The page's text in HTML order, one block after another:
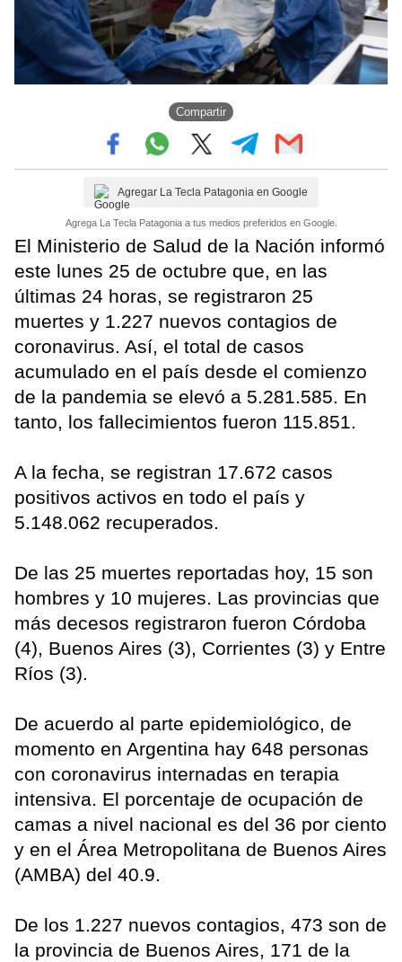
Compartir
Agregar La Tecla Patagonia en Google
Agrega La Tecla Patagonia a tus medios preferidos en Google.
El Ministerio de Salud de la Nación informó
este lunes 25 de octubre que, en las
últimas 24 horas, se registraron 25
muertes y 1.227 nuevos contagios de
coronavirus. Así, el total de casos
acumulado en el país desde el comienzo
de la pandemia se elevó a 5.281.585. En
tanto, los fallecimientos fueron 115.851.
A la fecha, se registran 17.672 casos
positivos activos en todo el país y
5.148.062 recuperados.
De las 25 muertes reportadas hoy, 15 son
hombres y 10 mujeres. Las provincias que
más decesos registraron fueron Córdoba
(4), Buenos Aires (3), Corrientes (3) y Entre
Ríos (3).
De acuerdo al parte epidemiológico, de
momento en Argentina hay 648 personas
con coronavirus internadas en terapia
intensiva. El porcentaje de ocupación de
camas a nivel nacional es del 36 por ciento
y en el Área Metropolitana de Buenos Aires
(AMBA) del 40.9.
De los 1.227 nuevos contagios, 473 son de
la provincia de Buenos Aires, 171 de la